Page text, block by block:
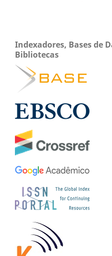
Indexadores, Bases de
Bibliotecas